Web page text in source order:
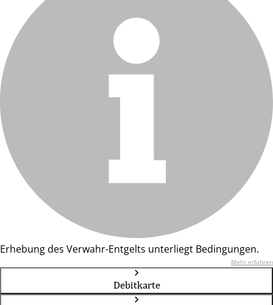
Erhebung des Verwahr-Entgelts unterliegt Bedingungen.
Mehr erfahren
Debitkarte